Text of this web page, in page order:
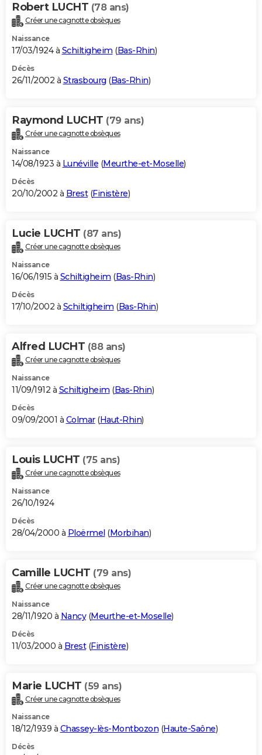
Robert LUCHT (78 ans)
Créer une cagnotte obsèques
Naissance
17/03/1924 à Schiltigheim (Bas-Rhin)
Décès
26/11/2002 à Strasbourg (Bas-Rhin)
Raymond LUCHT (79 ans)
Créer une cagnotte obsèques
Naissance
14/08/1923 à Lunéville (Meurthe-et-Moselle)
Décès
20/10/2002 à Brest(Finistère)
Lucie LUCHT (87 ans)
Créer une cagnotte obsèques
Naissance
16/06/1915 à Schiltigheim (Bas-Rhin)
Décès
17/10/2002 à Schiltigheim (Bas-Rhin)
Alfred LUCHT (88 ans)
Créer une cagnotte obsèques
Naissance
11/09/1912 à Schiltigheim (Bas-Rhin)
Décès
09/09/2001 à Colmar(Haut-Rhin)
Louis LUCHT (75 ans)
Créer une cagnotte obsèques
Naissance
26/10/1924
Décès
28/04/2000 à Ploërmel (Morbihan)
Camille LUCHT (79 ans)
Créer une cagnotte obsèques
Naissance
28/11/1920 à Nancy(Meurthe-et-Moselle)
Décès
11/03/2000 à Brest(Finistère)
Marie LUCHT (59 ans)
Créer une cagnotte obsèques
Naissance
18/12/1939 à Chassey-lès-Montbozon (Haute-Saône)
Décès